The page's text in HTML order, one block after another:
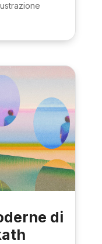
Illustrazione
di